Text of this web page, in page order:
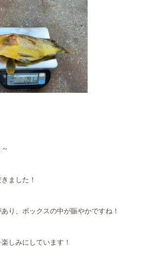
ました！
り、ボックスの中が賑やかですね！
しみにしています！